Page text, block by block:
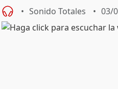
Sonido Totales 03/